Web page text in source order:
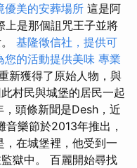
優美的安葬場所 這是阿
上是那個詛咒王子並將
基隆徵信社，提供可
您的活動提供美味 專業
新獲得了原始人物，與
村民與城堡的居民一起
頭條新聞是Desh，近
樂節於2013年推出，
在城堡裡，他受到一
獄中。 百麗開始尋找